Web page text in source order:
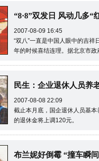
“8·8”双发日 风动几多“
2007-08-09 16:45
“双八”一直是中国人眼中的吉
年的时候喜结连理。据北京市
民生：企业退休人员养
2007-08-08 22:09
截止本月底，国企退休人员基
的退休金将上调120元。
布兰妮好倒霉 “撞车瞬